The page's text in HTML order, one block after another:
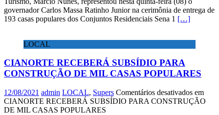
governador Carlos Massa Ratinho Junior na cerimônia de entrega de
193 casas populares dos Conjuntos Residenciais Sena 1 […]
LOCAL
CIANORTE RECEBERÁ SUBSÍDIO PARA
CONSTRUÇÃO DE MIL CASAS POPULARES
12/08/2021 admin LOCAL, Supers Comentários desativados em
CIANORTE RECEBERÁ SUBSÍDIO PARA CONSTRUÇÃO
DE MIL CASAS POPULARES